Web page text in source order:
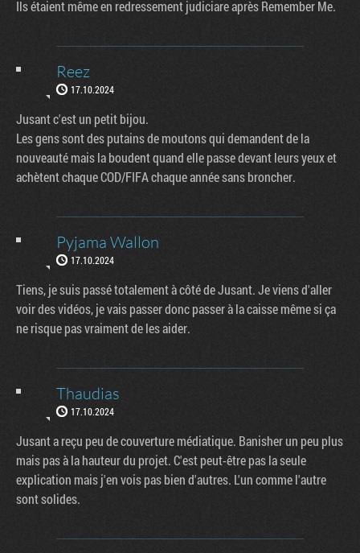
Ils étaient même en redressement judiciare après Remember Me.
Reez
17.10.2024
Jusant c'est un petit bijou.
Les gens sont des putains de moutons qui demandent de la
nouveauté mais la boudent quand elle passe devant leurs yeux et
achètent chaque COD/FIFA chaque année sans broncher.
Pyjama Wallon
17.10.2024
Tiens, je suis passé totalement à côté de Jusant. Je viens d'aller
voir des vidéos, je vais passer donc passer à la caisse même si ça
ne risque pas vraiment de les aider.
Thaudias
17.10.2024
Jusant a reçu peu de couverture médiatique. Banisher un peu plus
mais pas à la hauteur du projet. C'est peut-être pas la seule
explication mais j'en vois pas bien d'autres. L'un comme l'autre
sont solides.